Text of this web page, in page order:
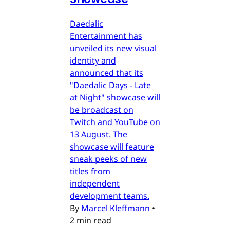
Daedalic
Entertainment has
unveiled its new visual
identity and
announced that its
"Daedalic Days - Late
at Night" showcase will
be broadcast on
Twitch and YouTube on
13 August. The
showcase will feature
sneak peeks of new
titles from
independent
development teams.
By Marcel Kleffmann •
2 min read